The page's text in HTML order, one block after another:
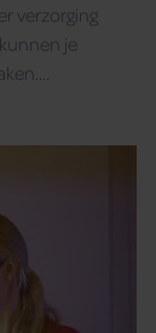
verzorging
je